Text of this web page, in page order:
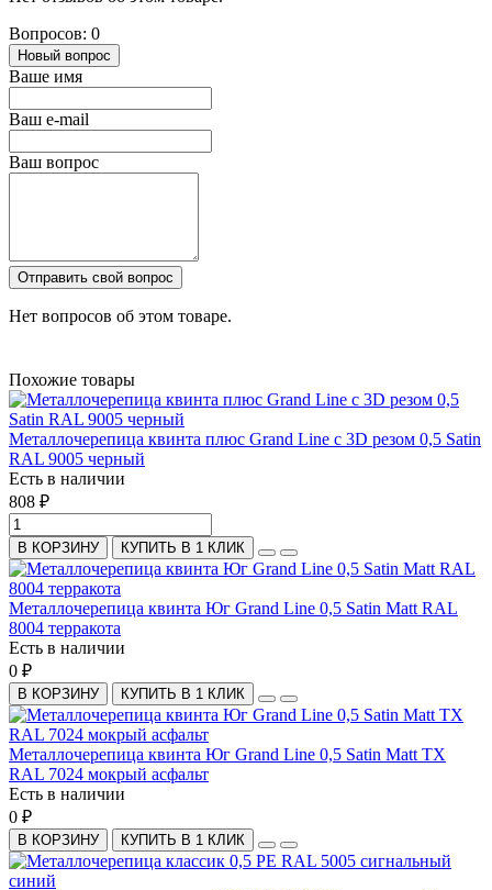
Вопросов: 0
Новый вопрос
Ваше имя
Ваш e-mail
Ваш вопрос
Отправить свой вопрос
Нет вопросов об этом товаре.
Похожие товары
Металлочерепица квинта плюс Grand Line c 3D резом 0,5 Satin
RAL 9005 черный
Есть в наличии
808 ₽
В КОРЗИНУ КУПИТЬ В 1 КЛИК
Металлочерепица квинта Юг Grand Line 0,5 Satin Matt RAL
8004 терракота
Есть в наличии
0 ₽
В КОРЗИНУ КУПИТЬ В 1 КЛИК
Металлочерепица квинта Юг Grand Line 0,5 Satin Matt TX
RAL 7024 мокрый асфальт
Есть в наличии
0 ₽
В КОРЗИНУ КУПИТЬ В 1 КЛИК